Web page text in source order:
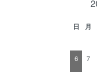
日 月
6
7